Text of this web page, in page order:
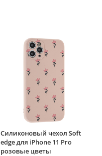
Силиконовый чехол Soft
edge для iPhone 11 Pro
розовые цветы